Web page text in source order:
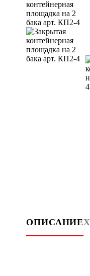
ОПИСАНИЕ